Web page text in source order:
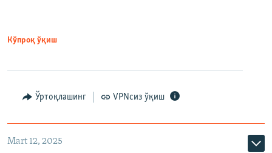
Кўпроқ ўқиш
Ўртоқлашинг VPNсиз ўқиш
Mart 12, 2025